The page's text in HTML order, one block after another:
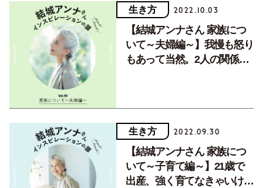
生き方 2022.10.03
【結城アンナさん 家族につ
いて～夫婦編～】我慢も怒り
もあって当然。2人の関係性
生き方 2022.09.30
【結城アンナさん 家族につ
いて～子育て編～】21歳で
出産、強く育てなきゃいけな